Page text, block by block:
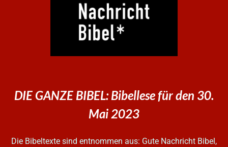
DIE GANZE BIBEL: Bibellese für den 30.
Mai 2023
Die Bibeltexte sind entnommen aus: Gute Nachricht Bibel,